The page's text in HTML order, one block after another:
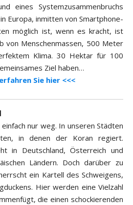
eines Systemzusammenbruchs
Europa, inmitten von Smartphone-
möglich ist, wenn es kracht, ist
von Menschenmassen, 500 Meter
Klima. 30 Hektar für 100
Ziel haben…
Sie hier <<<
nur weg. In unseren Städten
in denen der Koran regiert.
in Deutschland, Österreich und
Ländern. Doch darüber zu
ein Kartell des Schweigens,
Hier werden eine Vielzahl
die einen schockierenden